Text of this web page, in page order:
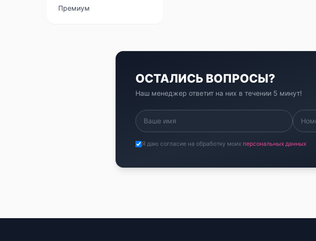
Премиум
ОСТАЛИСЬ ВОПРОСЫ?
Наш менеджер ответит на них в течении 5 минут!
Я даю согласие на обработку моих персональных данных